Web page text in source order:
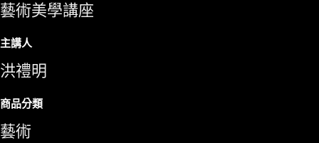
藝術美學講座
主講人
洪禮明
商品分類
藝術